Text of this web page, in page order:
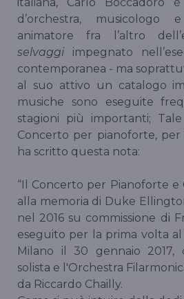
italiana, Carlo Boccadoro
d’orchestra, musicologo
animatore fra l’altro
selvaggi impegnato
contemporanea - ma
al suo attivo un catalogo
musiche sono eseguite
stagioni più importanti;
Concerto per pianoforte,
ha scritto questa nota:
“Il Concerto per Pianoforte e
alla memoria di Duke
nel 2016 su commissione di
eseguito per la prima volta al
Milano il 30 gennaio 2017,
solista e l'Orchestra
da Riccardo Chailly.